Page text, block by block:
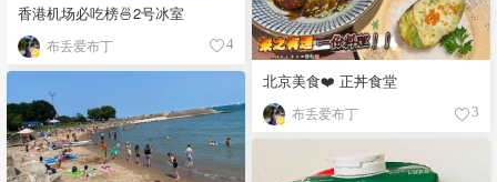
香港机场必吃榜🍜2号冰室
布丢爱布丁 4
北京美食❤️ 正丼食堂
布丢爱布丁 3